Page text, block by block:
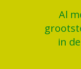
Al
in